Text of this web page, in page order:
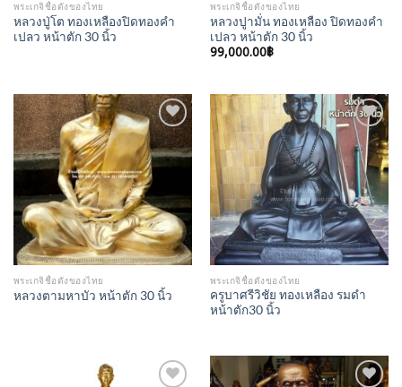
พระเกจิชื่อดังของไทย
หลวงปู่โต ทองเหลืองปิดทองคำ
เปลว หน้าตัก 30 นิ้ว
พระเกจิชื่อดังของไทย
หลวงปูามั่น ทองเหลือง ปิดทองคำ
เปลว หน้าตัก 30 นิ้ว
99,000.00฿
Add to
Wishlist
พระเกจิชื่อดังของไทย
หลวงตามหาบัว หน้าตัก 30 นิ้ว
Add to
Wishlist
พระเกจิชื่อดังของไทย
ครูบาศรีวิชัย ทองเหลือง รมดำ
หน้าตัก30 นิ้ว